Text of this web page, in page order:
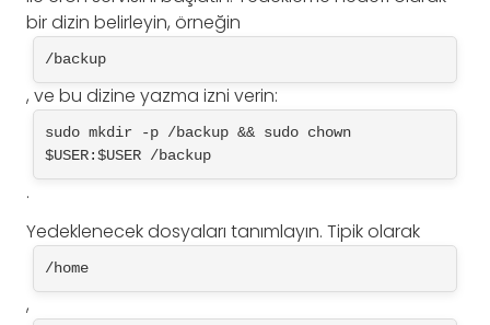
bir dizin belirleyin, örneğin
/backup
, ve bu dizine yazma izni verin:
sudo mkdir -p /backup && sudo chown
$USER:$USER /backup
.
Yedeklenecek dosyaları tanımlayın. Tipik olarak
/home
,